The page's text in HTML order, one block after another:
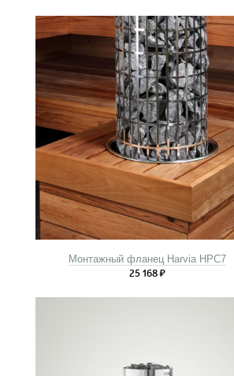
Монтажный фланец Harvia HPC7
25 168₽